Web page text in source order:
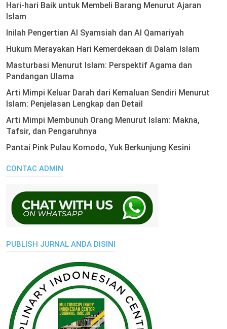
Hari-hari Baik untuk Membeli Barang Menurut Ajaran
Islam
Inilah Pengertian Al Syamsiah dan Al Qamariyah
Hukum Merayakan Hari Kemerdekaan di Dalam Islam
Masturbasi Menurut Islam: Perspektif Agama dan
Pandangan Ulama
Arti Mimpi Keluar Darah dari Kemaluan Sendiri Menurut
Islam: Penjelasan Lengkap dan Detail
Arti Mimpi Membunuh Orang Menurut Islam: Makna,
Tafsir, dan Pengaruhnya
Pantai Pink Pulau Komodo, Yuk Berkunjung Kesini
CONTAC ADMIN
PUBLISH JURNAL ANDA DISINI